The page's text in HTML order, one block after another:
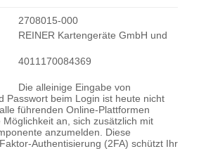
2708015-000
REINER Kartengeräte GmbH und
4011170084369
Die alleinige Eingabe von
Passwort beim Login ist heute nicht
führenden Online-Plattformen
an, sich zusätzlich mit
anzumelden. Diese
Authentisierung (2FA) schützt Ihr